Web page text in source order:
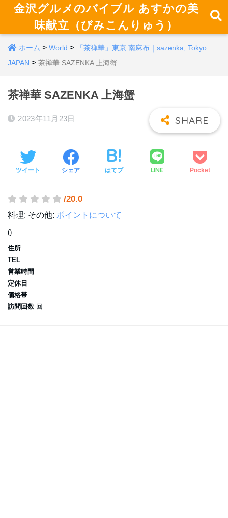
金沢グルメのバイブル あすかの美
味献立（びみこんりゅう）
ホーム > World >
「茶禅華」東京 南麻布｜sazenka, Tokyo
JAPAN > 茶禅華 SAZENKA 上海蟹
茶禅華 SAZENKA 上海蟹
2023年11月23日
ツイート シェア はてブ LINE Pocket
/20.0
料理: その他: ポイントについて
()
住所
TEL
営業時間
定休日
価格帯
訪問回数 回